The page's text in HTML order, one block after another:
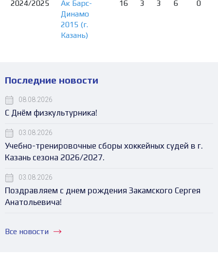
2024/2025
Ак Барс-
Динамо
2015 (г.
Казань)
16 3 3 6 0
Последние новости
08.08.2026
С Днём физкультурника!
03.08.2026
Учебно-тренировочные сборы хоккейных судей в г.
Казань сезона 2026/2027.
03.08.2026
Поздравляем с днем рождения Закамского Сергея
Анатольевича!
Все новости